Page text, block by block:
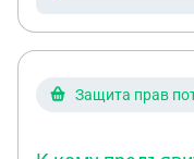
Защита прав